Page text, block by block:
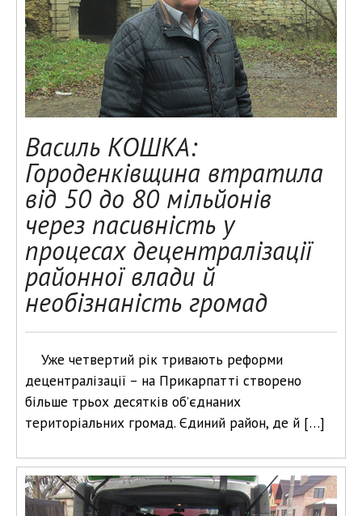
Василь КОШКА:
Городенківщина втратила
від 50 до 80 мільйонів
через пасивність у
процесах децентралізації
районної влади й
необізнаність громад
Уже четвертий рік тривають реформи
децентралізації – на Прикарпатті створено
більше трьох десятків об’єднаних
територіальних громад. Єдиний район, де й […]